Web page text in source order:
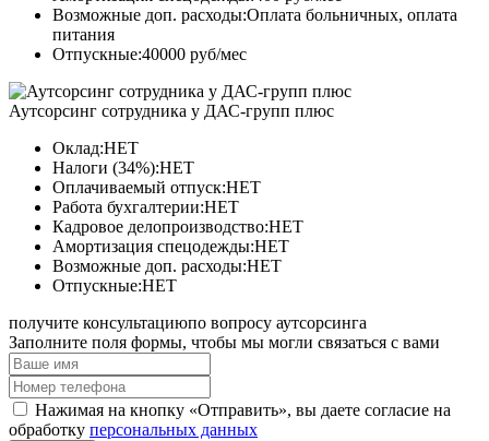
Возможные доп. расходы:Оплата больничных, оплата
питания
Отпускные:40000 руб/мес
Аутсорсинг сотрудника у ДАС-групп плюс
Оклад:НЕТ
Налоги (34%):НЕТ
Оплачиваемый отпуск:НЕТ
Работа бухгалтерии:НЕТ
Кадровое делопроизводство:НЕТ
Амортизация спецодежды:НЕТ
Возможные доп. расходы:НЕТ
Отпускные:НЕТ
получите консультациюпо вопросу аутсорсинга
Заполните поля формы, чтобы мы могли связаться с вами
Нажимая на кнопку «Отправить», вы даете согласие на
обработку персональных данных